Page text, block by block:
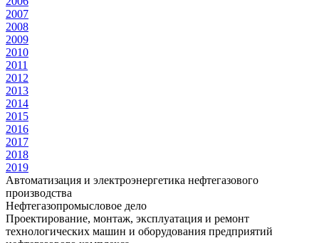
2007
2008
2009
2010
2011
2012
2013
2014
2015
2016
2017
2018
2019
Автоматизация и электроэнергетика нефтегазового
производства
Нефтегазопромысловое дело
Проектирование, монтаж, эксплуатация и ремонт
технологических машин и оборудования предприятий